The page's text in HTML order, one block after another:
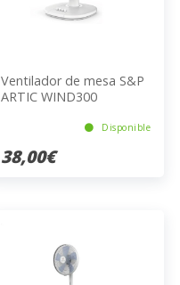
Ventilador de mesa S&P
ARTIC WIND300
Disponible
38,00€